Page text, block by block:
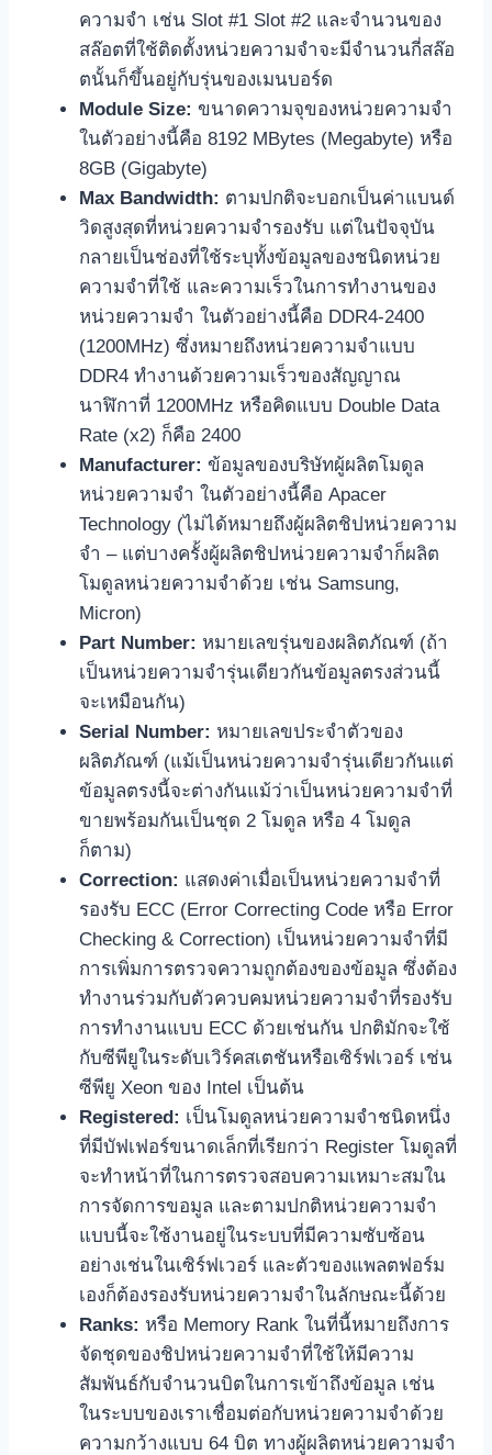
ความจำ เช่น Slot #1 Slot #2 และจำนวนของ
สล๊อตที่ใช้ติดตั้งหน่วยความจำจะมีจำนวนกี่สล๊อ
ตนั้นก็ขึ้นอยู่กับรุ่นของเมนบอร์ด
Module Size: ขนาดความจุของหน่วยความจำ
ในตัวอย่างนี้คือ 8192 MBytes (Megabyte) หรือ
8GB (Gigabyte)
Max Bandwidth: ตามปกติจะบอกเป็นค่าแบนด์
วิดสูงสุดที่หน่วยความจำรองรับ แต่ในปัจจุบัน
กลายเป็นช่องที่ใช้ระบุทั้งข้อมูลของชนิดหน่วย
ความจำที่ใช้ และความเร็วในการทำงานของ
หน่วยความจำ ในตัวอย่างนี้คือ DDR4-2400
(1200MHz) ซึ่งหมายถึงหน่วยความจำแบบ
DDR4 ทำงานด้วยความเร็วของสัญญาณ
นาฬิกาที่ 1200MHz หรือคิดแบบ Double Data
Rate (x2) ก็คือ 2400
Manufacturer: ข้อมูลของบริษัทผู้ผลิตโมดูล
หน่วยความจำ ในตัวอย่างนี้คือ Apacer
Technology (ไม่ได้หมายถึงผู้ผลิตชิปหน่วยความ
จำ – แต่บางครั้งผู้ผลิตชิปหน่วยความจำก็ผลิต
โมดูลหน่วยความจำด้วย เช่น Samsung,
Micron)
Part Number: หมายเลขรุ่นของผลิตภัณฑ์ (ถ้า
เป็นหน่วยความจำรุ่นเดียวกันข้อมูลตรงส่วนนี้
จะเหมือนกัน)
Serial Number: หมายเลขประจำตัวของ
ผลิตภัณฑ์ (แม้เป็นหน่วยความจำรุ่นเดียวกันแต่
ข้อมูลตรงนี้จะต่างกันแม้ว่าเป็นหน่วยความจำที่
ขายพร้อมกันเป็นชุด 2 โมดูล หรือ 4 โมดูล
ก็ตาม)
Correction: แสดงค่าเมื่อเป็นหน่วยความจำที่
รองรับ ECC (Error Correcting Code หรือ Error
Checking & Correction) เป็นหน่วยความจำที่มี
การเพิ่มการตรวจความถูกต้องของข้อมูล ซึ่งต้อง
ทำงานร่วมกับตัวควบคมหน่วยความจำที่รองรับ
การทำงานแบบ ECC ด้วยเช่นกัน ปกติมักจะใช้
กับซีพียูในระดับเวิร์คสเตชันหรือเซิร์ฟเวอร์ เช่น
ซีพียู Xeon ของ Intel เป็นต้น
Registered: เป็นโมดูลหน่วยความจำชนิดหนึ่ง
ที่มีบัฟเฟอร์ขนาดเล็กที่เรียกว่า Register โมดูลที่
จะทำหน้าที่ในการตรวจสอบความเหมาะสมใน
การจัดการขอมูล และตามปกติหน่วยความจำ
แบบนี้จะใช้งานอยู่ในระบบที่มีความซับซ้อน
อย่างเช่นในเซิร์ฟเวอร์ และตัวของแพลตฟอร์ม
เองก็ต้องรองรับหน่วยความจำในลักษณะนี้ด้วย
Ranks: หรือ Memory Rank ในที่นี้หมายถึงการ
จัดชุดของชิปหน่วยความจำที่ใช้ให้มีความ
สัมพันธ์กับจำนวนบิตในการเข้าถึงข้อมูล เช่น
ในระบบของเราเชื่อมต่อกับหน่วยความจำด้วย
ความกว้างแบบ 64 บิต ทางผู้ผลิตหน่วยความจำ